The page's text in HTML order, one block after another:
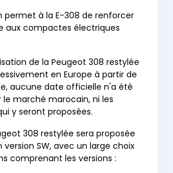
permet à la E-308 de renforcer
aux compactes électriques
de la Peugeot 308 restylée
en Europe à partir de
aucune date officielle n'a été
marché marocain, ni les
y seront proposées.
308 restylée sera proposée
SW, avec un large choix
comprenant les versions :